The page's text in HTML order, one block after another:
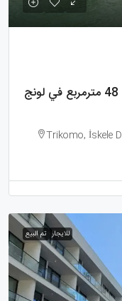
شقة استوديو مفروشة ومريحة بمساحة 48 مترمربع في لونج
Trikomo, İskele
للايجار تم البيع